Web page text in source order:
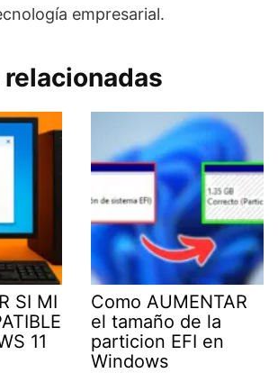
empresarial.
SI MI
11
Como AUMENTAR
el tamaño de la
particion EFI en
Windows